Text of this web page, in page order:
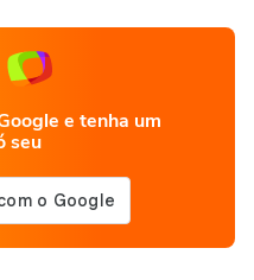
e tenha um
seu